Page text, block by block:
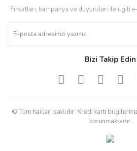
Fırsatları, kampanya ve duyuruları ile ilgili
Bizi Takip Edin
© Tüm hakları saklıdır. Kredi kartı
korunmaktadır.